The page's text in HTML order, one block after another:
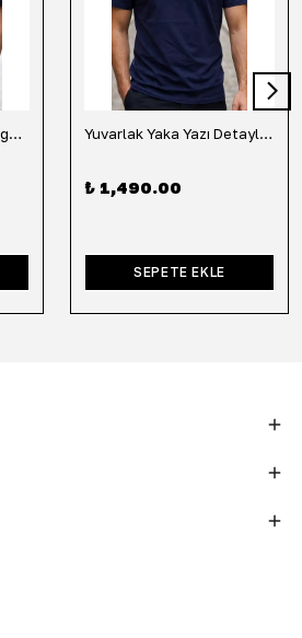
Yuvarlak Yaka Küçük Fügür Detaylı Tişört-Siyah Yuvarlak Yaka Yazı Detaylı Tişört-Lacivert
₺ 1,490.00
SEPETE EKLE